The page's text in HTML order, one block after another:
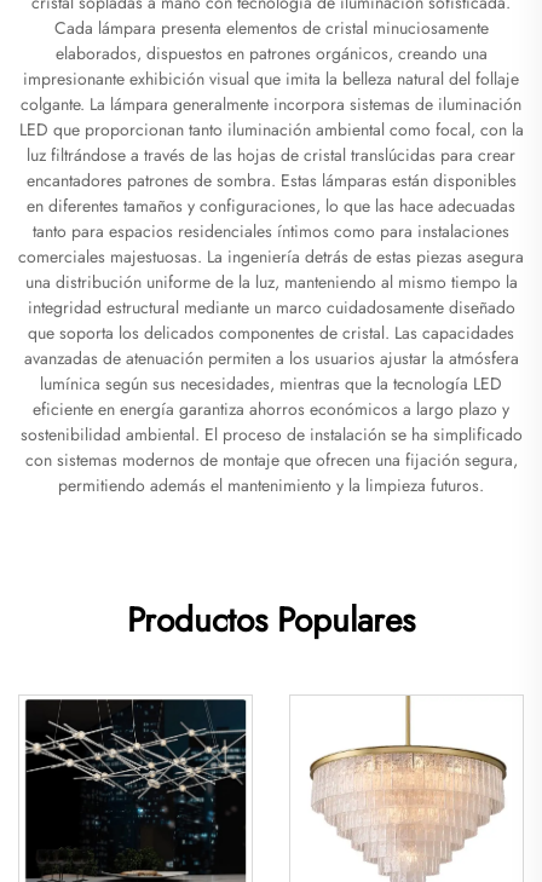
Cada lámpara presenta elementos de cristal minuciosamente
elaborados, dispuestos en patrones orgánicos, creando una
impresionante exhibición visual que imita la belleza natural del follaje
colgante. La lámpara generalmente incorpora sistemas de iluminación
LED que proporcionan tanto iluminación ambiental como focal, con la
luz filtrándose a través de las hojas de cristal translúcidas para crear
encantadores patrones de sombra. Estas lámparas están disponibles
en diferentes tamaños y configuraciones, lo que las hace adecuadas
tanto para espacios residenciales íntimos como para instalaciones
comerciales majestuosas. La ingeniería detrás de estas piezas asegura
una distribución uniforme de la luz, manteniendo al mismo tiempo la
integridad estructural mediante un marco cuidadosamente diseñado
que soporta los delicados componentes de cristal. Las capacidades
avanzadas de atenuación permiten a los usuarios ajustar la atmósfera
lumínica según sus necesidades, mientras que la tecnología LED
eficiente en energía garantiza ahorros económicos a largo plazo y
sostenibilidad ambiental. El proceso de instalación se ha simplificado
con sistemas modernos de montaje que ofrecen una fijación segura,
permitiendo además el mantenimiento y la limpieza futuros.
Productos Populares